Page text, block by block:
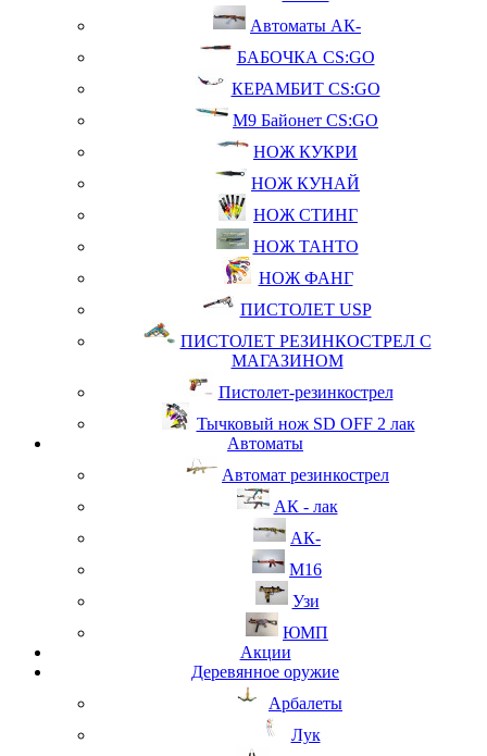
Автоматы АК-
БАБОЧКА CS:GO
КЕРАМБИТ CS:GO
М9 Байонет CS:GO
НОЖ КУКРИ
НОЖ КУНАЙ
НОЖ СТИНГ
НОЖ ТАНТО
НОЖ ФАНГ
ПИСТОЛЕТ USP
ПИСТОЛЕТ РЕЗИНКОСТРЕЛ С
МАГАЗИНОМ
Пистолет-резинкострел
Тычковый нож SD OFF 2 лак
Автоматы
Автомат резинкострел
АК - лак
АК-
М16
Узи
ЮМП
Акции
Деревянное оружие
Арбалеты
Лук